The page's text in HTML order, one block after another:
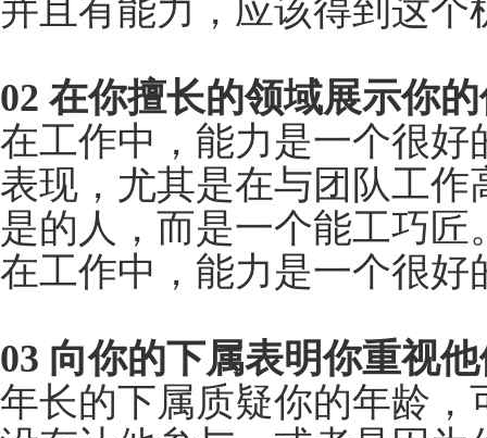
处理方法 >>>
01“庆祝”你犯的错误
成熟和自信比年龄更重
并且有能力，应该得到
02 在你擅长的领域展
在工作中，能力是一个